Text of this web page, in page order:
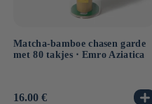
Matcha-bamboe chasen garde
met 80 takjes ⋅ Emro Aziatica
Normale
16.00 €